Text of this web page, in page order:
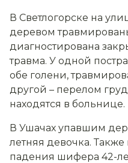
В Светлогорске на
деревом
диагностирована
травма. У одной
обе голени,
другой – перелом
находятся в больнице.
В Ушачах упавшим
летняя девочка. Также
падения шифера 42-